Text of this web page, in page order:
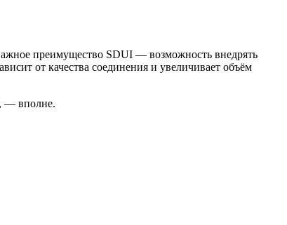
преимущество SDUI — возможность внедрять
от качества соединения и увеличивает объём
— вполне.